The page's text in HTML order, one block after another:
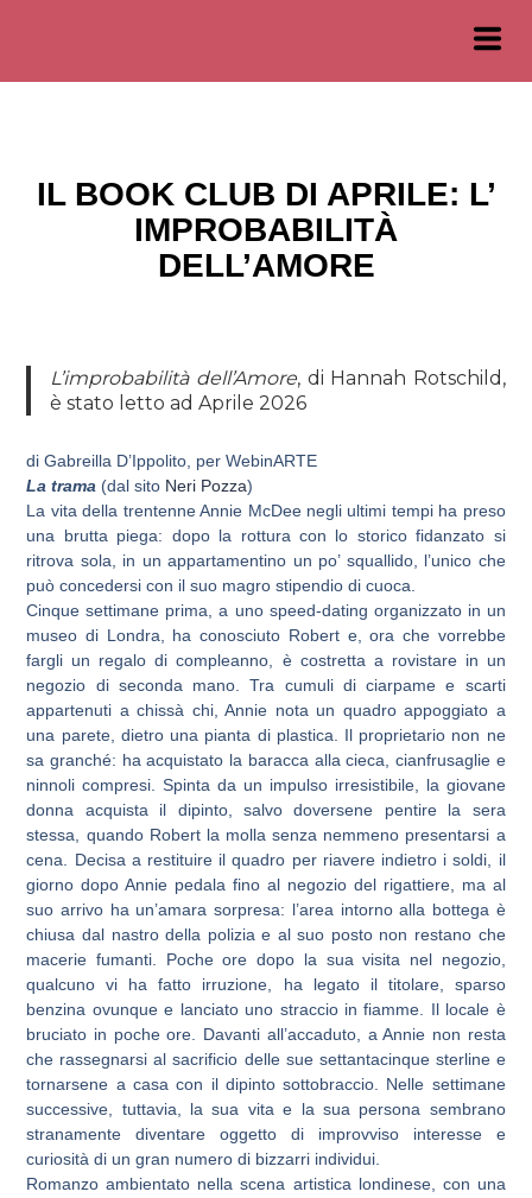
IL BOOK CLUB DI APRILE: L’
IMPROBABILITÀ
DELL’AMORE
L’improbabilità dell’Amore, di Hannah Rotschild,
è stato letto ad Aprile 2026
di Gabreilla D’Ippolito, per WebinARTE
La trama (dal sito Neri Pozza)
La vita della trentenne Annie McDee negli ultimi tempi ha preso
una brutta piega: dopo la rottura con lo storico fidanzato si
ritrova sola, in un appartamentino un po’ squallido, l’unico che
può concedersi con il suo magro stipendio di cuoca.
Cinque settimane prima, a uno speed-dating organizzato in un
museo di Londra, ha conosciuto Robert e, ora che vorrebbe
fargli un regalo di compleanno, è costretta a rovistare in un
negozio di seconda mano. Tra cumuli di ciarpame e scarti
appartenuti a chissà chi, Annie nota un quadro appoggiato a
una parete, dietro una pianta di plastica. Il proprietario non ne
sa granché: ha acquistato la baracca alla cieca, cianfrusaglie e
ninnoli compresi. Spinta da un impulso irresistibile, la giovane
donna acquista il dipinto, salvo doversene pentire la sera
stessa, quando Robert la molla senza nemmeno presentarsi a
cena. Decisa a restituire il quadro per riavere indietro i soldi, il
giorno dopo Annie pedala fino al negozio del rigattiere, ma al
suo arrivo ha un’amara sorpresa: l’area intorno alla bottega è
chiusa dal nastro della polizia e al suo posto non restano che
macerie fumanti. Poche ore dopo la sua visita nel negozio,
qualcuno vi ha fatto irruzione, ha legato il titolare, sparso
benzina ovunque e lanciato uno straccio in fiamme. Il locale è
bruciato in poche ore. Davanti all’accaduto, a Annie non resta
che rassegnarsi al sacrificio delle sue settantacinque sterline e
tornarsene a casa con il dipinto sottobraccio. Nelle settimane
successive, tuttavia, la sua vita e la sua persona sembrano
stranamente diventare oggetto di improvviso interesse e
curiosità di un gran numero di bizzarri individui.
Romanzo ambientato nella scena artistica londinese, con una